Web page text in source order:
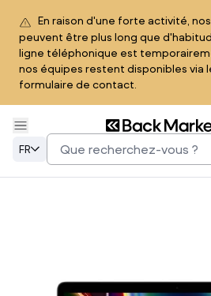
En raison d'une forte activité,
peuvent être plus long que
ligne téléphonique est
nos équipes restent disponibles via
formulaire de contact.
FR